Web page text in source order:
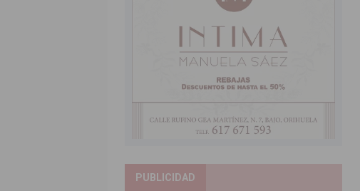
PUBLICIDAD